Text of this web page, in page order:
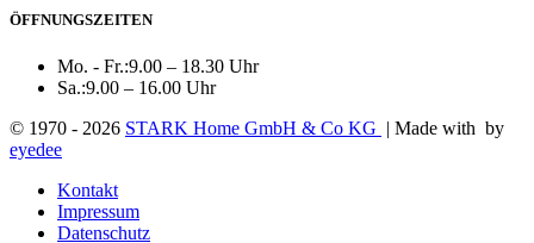
ÖFFNUNGSZEITEN
Mo. - Fr.:9.00 – 18.30 Uhr
Sa.:9.00 – 16.00 Uhr
© 1970 - 2026 STARK Home GmbH & Co KG | Made with by
eyedee
Kontakt
Impressum
Datenschutz